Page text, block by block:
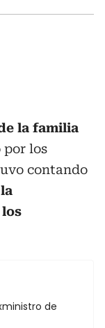
la familia
por los
contando
de